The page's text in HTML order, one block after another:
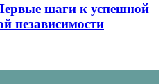
шаги к успешной
независимости